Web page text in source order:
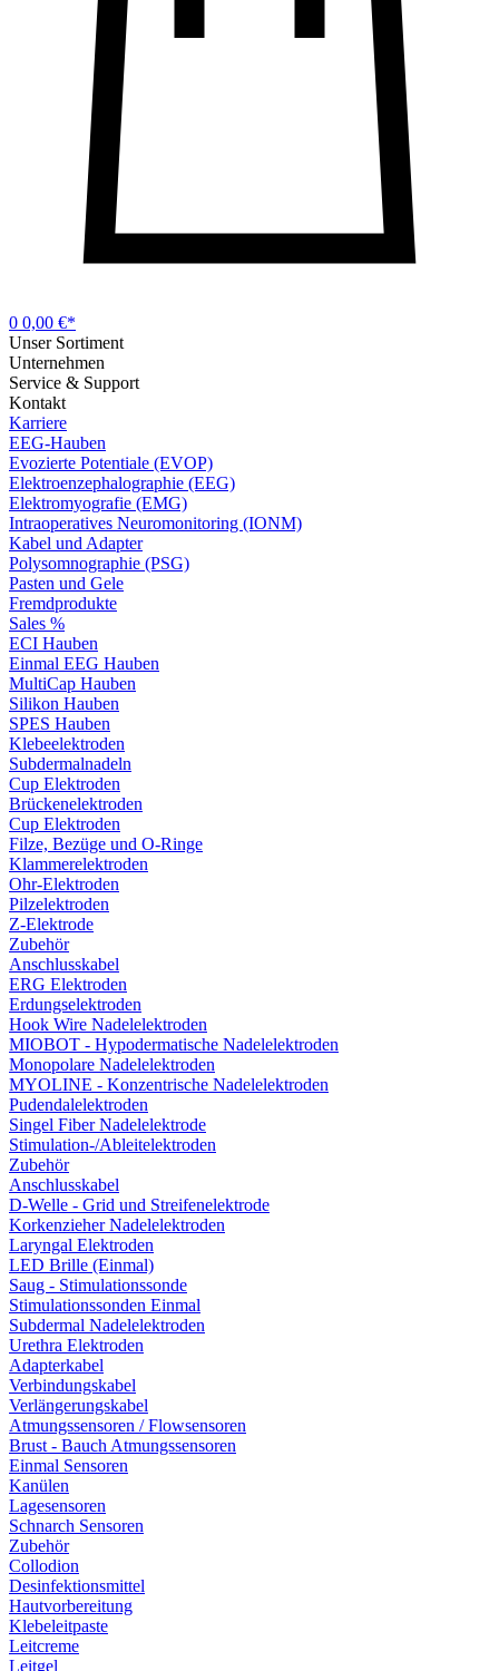
0 0,00 €*
Unser Sortiment
Unternehmen
Service & Support
Kontakt
Karriere
EEG-Hauben
Evozierte Potentiale (EVOP)
Elektroenzephalographie (EEG)
Elektromyografie (EMG)
Intraoperatives Neuromonitoring (IONM)
Kabel und Adapter
Polysomnographie (PSG)
Pasten und Gele
Fremdprodukte
Sales %
ECI Hauben
Einmal EEG Hauben
MultiCap Hauben
Silikon Hauben
SPES Hauben
Klebeelektroden
Subdermalnadeln
Cup Elektroden
Brückenelektroden
Cup Elektroden
Filze, Bezüge und O-Ringe
Klammerelektroden
Ohr-Elektroden
Pilzelektroden
Z-Elektrode
Zubehör
Anschlusskabel
ERG Elektroden
Erdungselektroden
Hook Wire Nadelelektroden
MIOBOT - Hypodermatische Nadelelektroden
Monopolare Nadelelektroden
MYOLINE - Konzentrische Nadelelektroden
Pudendalelektroden
Singel Fiber Nadelelektrode
Stimulation-/Ableitelektroden
Zubehör
Anschlusskabel
D-Welle - Grid und Streifenelektrode
Korkenzieher Nadelelektroden
Laryngal Elektroden
LED Brille (Einmal)
Saug - Stimulationssonde
Stimulationssonden Einmal
Subdermal Nadelelektroden
Urethra Elektroden
Adapterkabel
Verbindungskabel
Verlängerungskabel
Atmungssensoren / Flowsensoren
Brust - Bauch Atmungssensoren
Einmal Sensoren
Kanülen
Lagesensoren
Schnarch Sensoren
Zubehör
Collodion
Desinfektionsmittel
Hautvorbereitung
Klebeleitpaste
Leitcreme
Leitgel